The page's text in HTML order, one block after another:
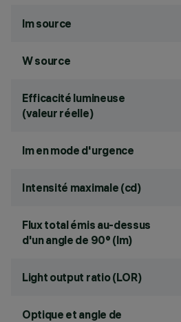
lm source
W source
Efficacité lumineuse
(valeur réelle)
lm en mode d'urgence
Intensité maximale (cd)
Flux total émis au-dessus
d'un angle de 90° (lm)
Light output ratio (LOR)
Optique et angle de